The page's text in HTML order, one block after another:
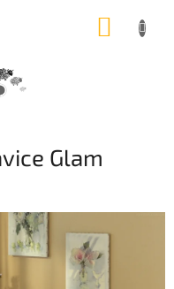
Glam